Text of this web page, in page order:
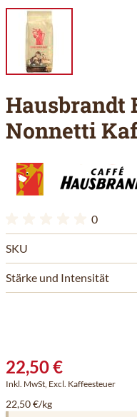
Hausbrandt
Nonnetti
0
SKU
Stärke und Intensität
22,50 €
Inkl. MwSt, Excl. Kaffeesteuer
22,50 €/kg